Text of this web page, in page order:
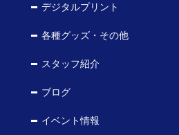
デジタルプリント
各種グッズ・その他
スタッフ紹介
ブログ
イベント情報